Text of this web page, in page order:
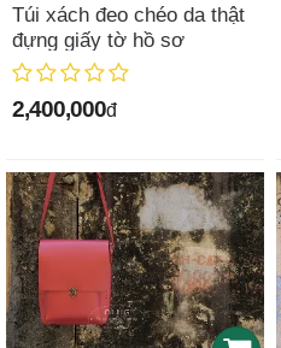
Túi xách đeo chéo da thật
đựng giấy tờ hồ sơ
2,400,000đ